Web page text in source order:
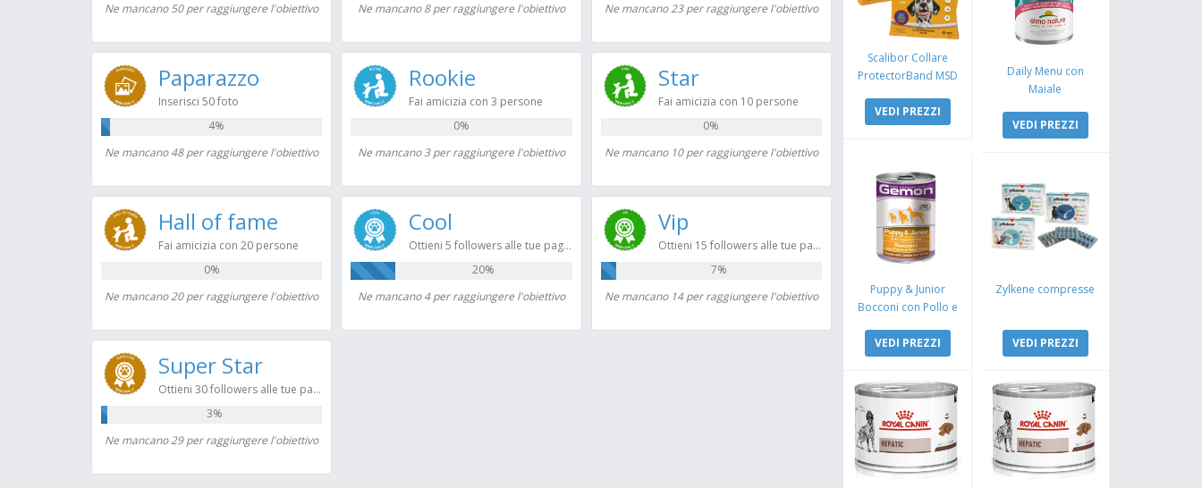
Ne mancano 50 per raggiungere l'obiettivo
Ne mancano 8 per raggiungere l'obiettivo
Ne mancano 23 per raggiungere l'obiettivo
Paparazzo
Inserisci 50 foto
4%
Ne mancano 48 per raggiungere l'obiettivo
Rookie
Fai amicizia con 3 persone
0%
Ne mancano 3 per raggiungere l'obiettivo
Star
Fai amicizia con 10 persone
0%
Ne mancano 10 per raggiungere l'obiettivo
Hall of fame
Fai amicizia con 20 persone
0%
Ne mancano 20 per raggiungere l'obiettivo
Cool
Ottieni 5 followers alle tue pagine
20%
Ne mancano 4 per raggiungere l'obiettivo
Vip
Ottieni 15 followers alle tue pagine
7%
Ne mancano 14 per raggiungere l'obiettivo
Super Star
Ottieni 30 followers alle tue pagine
3%
Ne mancano 29 per raggiungere l'obiettivo
Scalibor Collare
ProtectorBand MSD
VEDI PREZZI
Daily Menu con
Maiale
VEDI PREZZI
Puppy & Junior
Bocconi con Pollo e
VEDI PREZZI
Zylkene compresse
VEDI PREZZI